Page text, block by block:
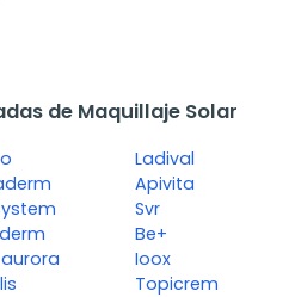
de Maquillaje Solar
Ladival
Apivita
Svr
Be+
Ioox
Topicrem